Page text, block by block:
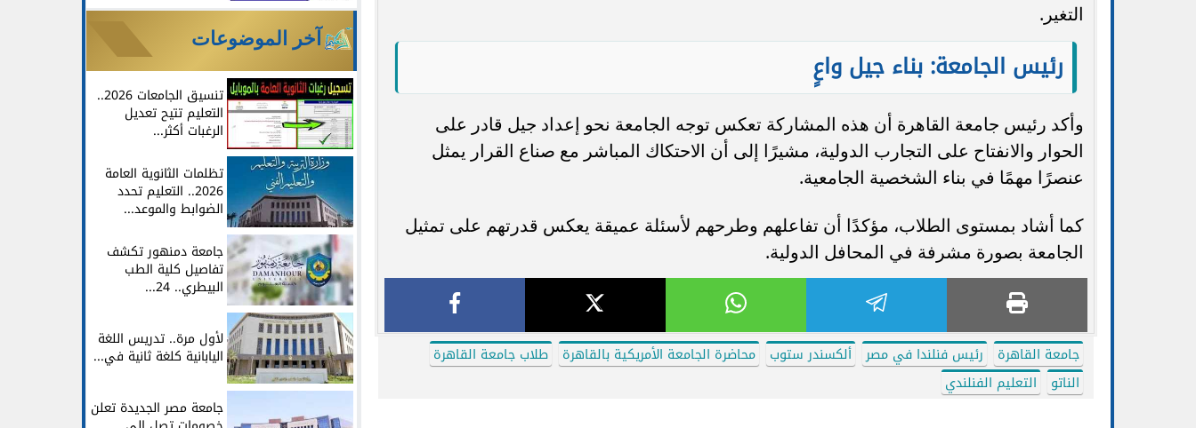
التغير.
رئيس الجامعة: بناء جيل واعٍ
وأكد رئيس جامعة القاهرة أن هذه المشاركة تعكس توجه الجامعة نحو إعداد جيل قادر على
الحوار والانفتاح على التجارب الدولية، مشيرًا إلى أن الاحتكاك المباشر مع صناع القرار يمثل
عنصرًا مهمًا في بناء الشخصية الجامعية.
كما أشاد بمستوى الطلاب، مؤكدًا أن تفاعلهم وطرحهم لأسئلة عميقة يعكس قدرتهم على تمثيل
الجامعة بصورة مشرفة في المحافل الدولية.
جامعة القاهرة رئيس فنلندا في مصر ألكسندر ستوب محاضرة الجامعة الأمريكية بالقاهرة
طلاب جامعة القاهرة
الناتو
التعليم الفنلندي
آخر الموضوعات
تنسيق الجامعات 2026..
التعليم تتيح تعديل
الرغبات أكثر...
تظلمات الثانوية العامة
2026.. التعليم تحدد
الضوابط والموعد...
جامعة دمنهور تكشف
تفاصيل كلية الطب
البيطري.. 24...
لأول مرة.. تدريس اللغة
اليابانية كلغة ثانية في...
جامعة مصر الجديدة تعلن